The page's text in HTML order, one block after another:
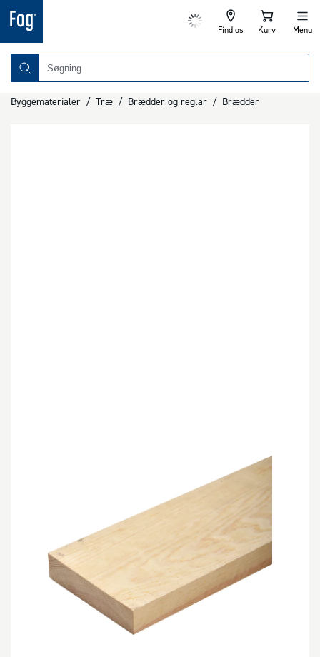
Find os Kurv Menu
Byggematerialer / Træ / Brædder og reglar / Brædder